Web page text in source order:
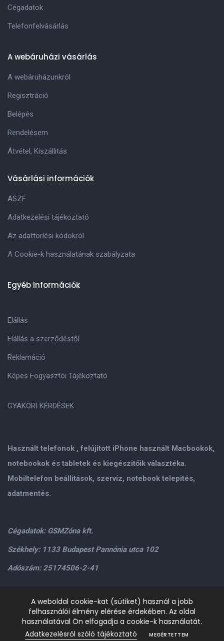
Használt telefonok , felújitott iPhone használt Macbookok,
notebookok és tabletek és kiegészitőik választéka.
Mobiltelefon beállitások, szervíz, notebook telepités,
adatmentés.
Cégadatok: GSMZóna kft.
Székhely: 1133 Budapest Pannónia utca 102
Adószám: 25174506-2-41
Személyes átvétel: GSMZóna kft. 1134.Bp. Váci út 9-15
H-P: 9.00-17.00,Szo: 9.00-13.00+36205534995+36209906363
gsmzonakft@gmail.com
Cégadatok
Telefonfelvásárlás
A webáruházi vásárlás
A webáruházunkról
Regisztráció
Belépés
Rendelésem
Átvétel, Kiszállitás
Vásárlási információk
ASZF
Adatkezelési tájékoztató
Az adattörlési kódokról
A Cookie-k használatának szabályzata
Egyéb információk
Elállás
Elállás a szerződéstől
Reklamáció
Képes Fogyasztói Tájékoztató
GYAKORI KÉRDÉSEK
A weboldal cookie-kat (sütiket) használ a jobb
felhasználói élmény elérése érdekében. Az oldal
használatával Ön elfogadja a cookie-k használatát.
Adatkezelésről szóló tájékoztató
MEGÉRTETTEM